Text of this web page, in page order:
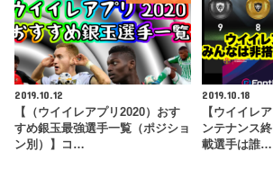
2019.10.12
【（ウイイレアプリ2020）おす
すめ銀玉最強選手一覧（ポジショ
ン別）】コ…
2019.10.18
【ウイイレ
ンテナンス
載選手は誰…